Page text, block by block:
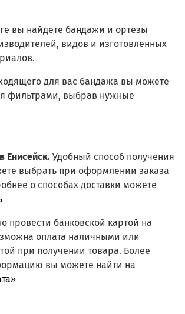
вы найдете бандажи и ортезы
видов и изготовленных
для вас бандажа вы можете
фильтрами, выбрав нужные
Енисейск. Удобный способ получения
выбрать при оформлении заказа
о способах доставки можете
провести банковской картой на
оплата наличными или
при получении товара. Более
вы можете найти на